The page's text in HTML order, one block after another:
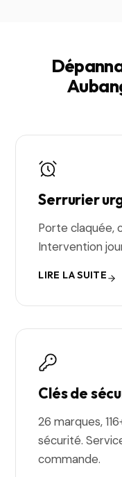
Serrurier
Porte claquée,
Intervention
LIRE LA SUITE
Clés de
26 marques,
sécurité.
commande.